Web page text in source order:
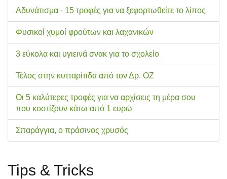
Αδυνάτισμα - 15 τροφές για να ξεφορτωθείτε το λίπος
Φυσικοί χυμοί φρούτων και λαχανικών
3 εύκολα και υγιεινά σνακ για το σχολείo
Τέλος στην κυτταρίτιδα από τον Δρ. ΟΖ
Οι 5 καλύτερες τροφές για να αρχίσεις τη μέρα σου
που κοστίζουν κάτω από 1 ευρώ
Σπαράγγια, ο πράσινος χρυσός
Tips & Tricks